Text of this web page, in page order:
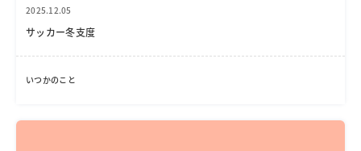
2025.12.05
サッカー冬支度
いつかのこと